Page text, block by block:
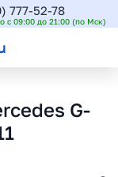
777-52-78
с 09:00 до 21:00 (по Мск)
G-